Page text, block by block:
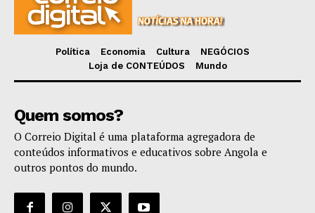
Política Economia Cultura
NEGÓCIOS
Loja de CONTEÚDOS
Mundo
Quem somos?
O Correio Digital é uma plataforma agregadora de
conteúdos informativos e educativos sobre Angola e
outros pontos do mundo.